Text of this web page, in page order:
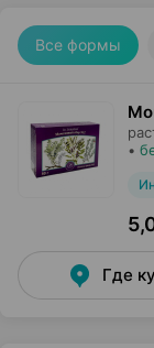
Все формы
•
Где